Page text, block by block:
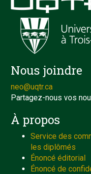
Nous joindre
neo@uqtr.ca
Partagez-nous vos
À propos
Service des
les diplômés
Énoncé éditorial
Énoncé de